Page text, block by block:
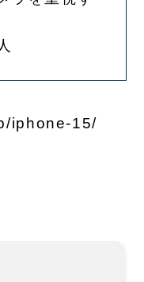
iphone-15/